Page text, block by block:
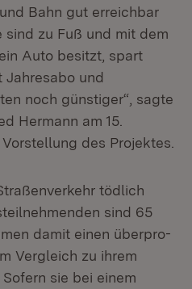
Bahn gut erreichbar
zu Fuß und mit dem
Auto besitzt, spart
und
noch günstiger“, sagte
Hermann am 15.
des Projektes.
tödlich
sind 65
damit einen überpro­
Vergleich zu ihrem
sie bei einem